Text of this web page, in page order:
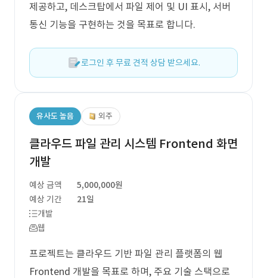
제공하고, 데스크탑에서 파일 제어 및 UI 표시, 서버
통신 기능을 구현하는 것을 목표로 합니다.
로그인 후 무료 견적 상담 받으세요.
유사도 높음 외주
클라우드 파일 관리 시스템 Frontend 화면
개발
예상 금액
5,000,000원
예상 기간
21일
개발
웹
프로젝트는 클라우드 기반 파일 관리 플랫폼의 웹
Frontend 개발을 목표로 하며, 주요 기술 스택으로